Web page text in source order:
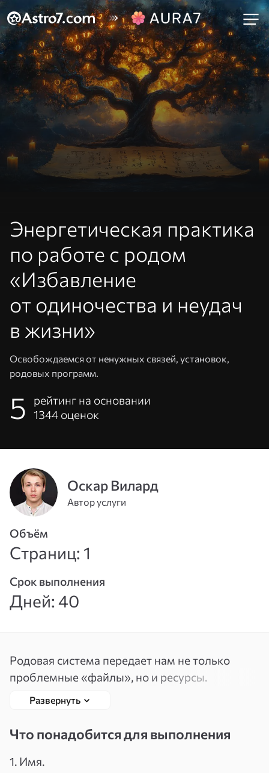
эл. почты
телефон
Пароль
Войти
ВспомнитьЗарегистрироваться
Энергетическая практика
по работе с родом
«Избавление
от одиночества и неудач
в жизни»
Освобождаемся от ненужных связей, установок,
родовых программ.
5
рейтинг на основании
1344 оценок
Оскар Вилард
Автор услуги
Объём
Страниц: 1
Срок выполнения
Дней: 40
Родовая система передает нам не только
проблемные «файлы», но и ресурсы.
Главное, что мы в силах осознать и изменить
образом, помогаем себе и нашим детям стать
более гармоничными и счастливыми.
Развернуть
Что понадобится для выполнения
1. Имя.